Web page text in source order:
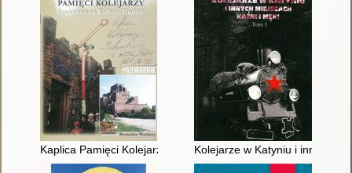
Kaplica Pamięci Kolejarzy - Sanktuarium Kałków-Godów :
Kolejarze w Katyniu i innych